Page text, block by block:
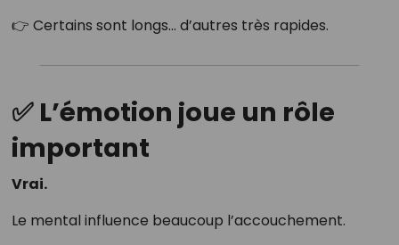
👉 Certains sont longs… d’autres très rapides.
✅ L’émotion joue un rôle
important
Vrai.
Le mental influence beaucoup l’accouchement.